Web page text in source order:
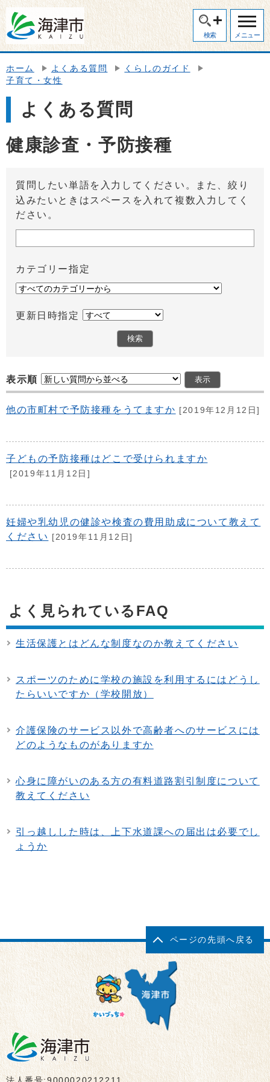
検索 メニュー
ホーム よくある質問
くらしのガイド
子育て・女性
よくある質問
健康診査・予防接種
質問したい単語を入力してください。また、絞り
込みたいときはスペースを入れて複数入力してく
ださい。
カテゴリー指定
更新日時指定
表示順
他の市町村で予防接種をうてますか [2019年12月12日]
子どもの予防接種はどこで受けられますか
[2019年11月12日]
妊婦や乳幼児の健診や検査の費用助成について教えて
ください [2019年11月12日]
よく見られているFAQ
生活保護とはどんな制度なのか教えてください
スポーツのために学校の施設を利用するにはどうし
たらいいですか（学校開放）
介護保険のサービス以外で高齢者へのサービスには
どのようなものがありますか
心身に障がいのある方の有料道路割引制度について
教えてください
引っ越しした時は、上下水道課への届出は必要でし
ょうか
ページの先頭へ戻る